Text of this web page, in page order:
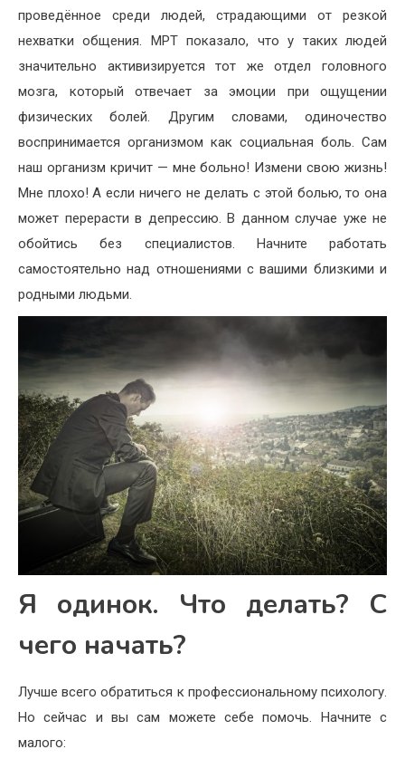
проведённое среди людей, страдающими от резкой
нехватки общения. МРТ показало, что у таких людей
значительно активизируется тот же отдел головного
мозга, который отвечает за эмоции при ощущении
физических болей. Другим словами, одиночество
воспринимается организмом как социальная боль. Сам
наш организм кричит — мне больно! Измени свою жизнь!
Мне плохо! А если ничего не делать с этой болью, то она
может перерасти в депрессию. В данном случае уже не
обойтись без специалистов. Начните работать
самостоятельно над отношениями с вашими близкими и
родными людьми.
Я одинок. Что делать? С
чего начать?
Лучше всего обратиться к профессиональному психологу.
Но сейчас и вы сам можете себе помочь. Начните с
малого: